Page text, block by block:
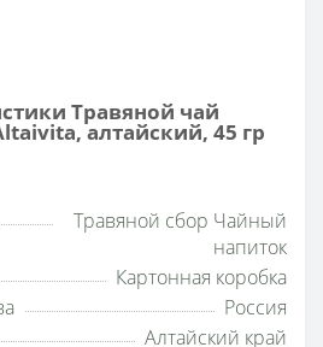
Травяной чай
алтайский, 45 гр
Травяной сбор Чайный
напиток
Картонная коробка
Россия
Алтайский край